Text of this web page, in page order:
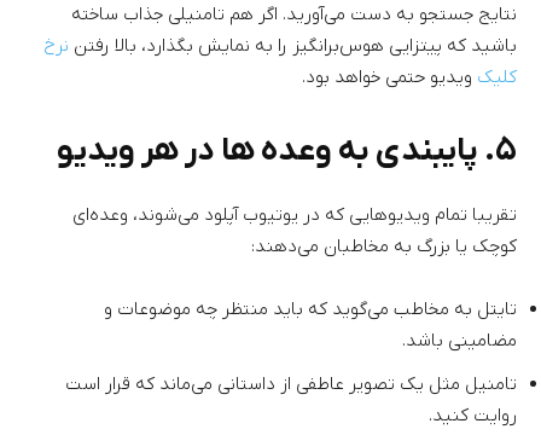
نتایج جستجو به دست می‌آورید. اگر هم تامنیلی جذاب ساخته
باشید که پیتزایی هوس‌برانگیز را به نمایش بگذارد، بالا رفتن نرخ
کلیک ویدیو حتمی خواهد بود.
۵. پایبندی به وعده‌ ها در هر ویدیو
تقریبا تمام ویدیوهایی که در یوتیوب آپلود می‌شوند، وعده‌ای
کوچک یا بزرگ به مخاطبان می‌دهند:
تایتل به مخاطب می‌گوید که باید منتظر چه موضوعات و
مضامینی باشد.
تامنیل مثل یک تصویر عاطفی از داستانی می‌ماند که قرار است
روایت کنید.